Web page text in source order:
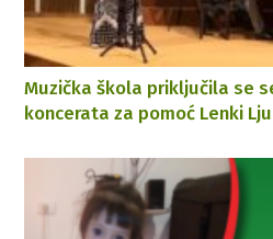
Muzička škola priključila se
koncerata za pomoć Lenki